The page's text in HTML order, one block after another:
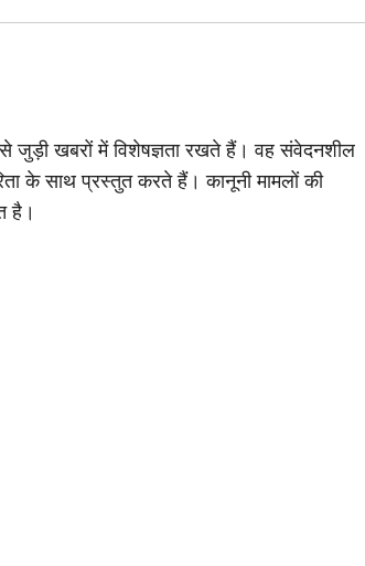
से जुड़ी खबरों में विशेषज्ञता रखते हैं। वह संवेदनशील
के साथ प्रस्तुत करते हैं। कानूनी मामलों की
है।